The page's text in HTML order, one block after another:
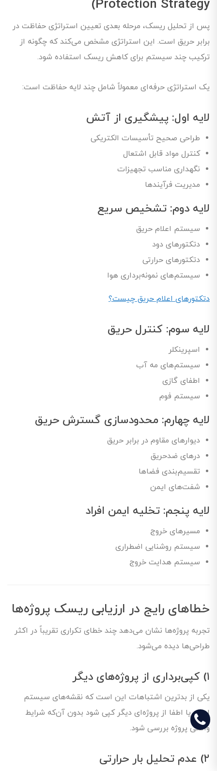
Protection Strategy)
پس از تحلیل ریسک، مرحله بعدی تعیین استراتژی حفاظت در
برابر حریق است. این استراتژی مشخص می‌کند که چگونه از
ترکیب چند سیستم برای کاهش ریسک استفاده شود.
یک استراتژی حرفه‌ای معمولاً شامل چند لایه حفاظت است:
لایه اول: پیشگیری از آتش
طراحی صحیح تأسیسات الکتریکی
کنترل مواد قابل اشتعال
نگهداری مناسب تجهیزات
مدیریت فرآیندها
لایه دوم: تشخیص سریع
سیستم اعلام حریق
دتکتورهای دود
دتکتورهای حرارتی
سیستم‌های نمونه‌برداری هوا
دتکتورهای اعلام حریق چیست؟
لایه سوم: کنترل حریق
اسپرینکلر
سیستم‌های مه آب
اطفای گازی
سیستم فوم
لایه چهارم: محدودسازی گسترش حریق
دیوارهای مقاوم در برابر حریق
درهای ضدحریق
تقسیم‌بندی فضاها
شفت‌های ایمن
لایه پنجم: تخلیه ایمن افراد
مسیرهای خروج
سیستم روشنایی اضطراری
سیستم هدایت خروج
خطاهای رایج در ارزیابی ریسک پروژه‌ها
تجربه پروژه‌ها نشان می‌دهد چند خطای تکراری تقریباً در اکثر
طراحی‌ها دیده می‌شود.
۱) کپی‌برداری از پروژه‌های دیگر
یکی از بدترین اشتباهات این است که نقشه‌های سیستم
اعلام یا اطفا از پروژه‌ای دیگر کپی شود بدون آن‌که شرایط
واقعی پروژه بررسی شود.
۲) عدم تحلیل بار حرارتی